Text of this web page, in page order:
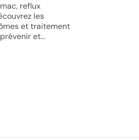
reflux
les
et traitement
et...